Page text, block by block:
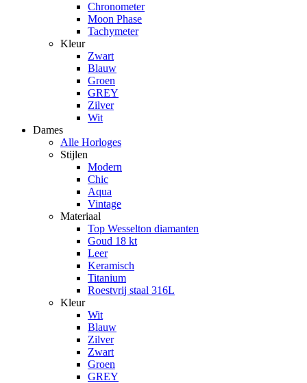
Chronometer
Moon Phase
Tachymeter
Kleur
Zwart
Blauw
Groen
GREY
Zilver
Wit
Dames
Alle Horloges
Stijlen
Modern
Chic
Aqua
Vintage
Materiaal
Top Wesselton diamanten
Goud 18 kt
Leer
Keramisch
Titanium
Roestvrij staal 316L
Kleur
Wit
Blauw
Zilver
Zwart
Groen
GREY